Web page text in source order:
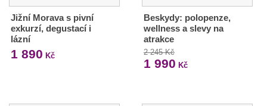
Jižní Morava s pivní
exkurzí, degustací i
lázní
1 890 Kč
Beskydy: polopenze,
wellness a slevy na
atrakce
2 245 Kč
1 990 Kč